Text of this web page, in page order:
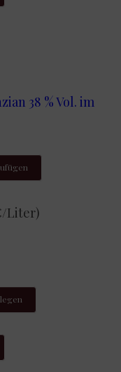
38 % Vol. im
Liter)